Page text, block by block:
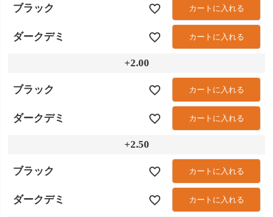
ブラック カートに入れる
ダークデミ カートに入れる
+2.00
ブラック カートに入れる
ダークデミ カートに入れる
+2.50
ブラック カートに入れる
ダークデミ カートに入れる